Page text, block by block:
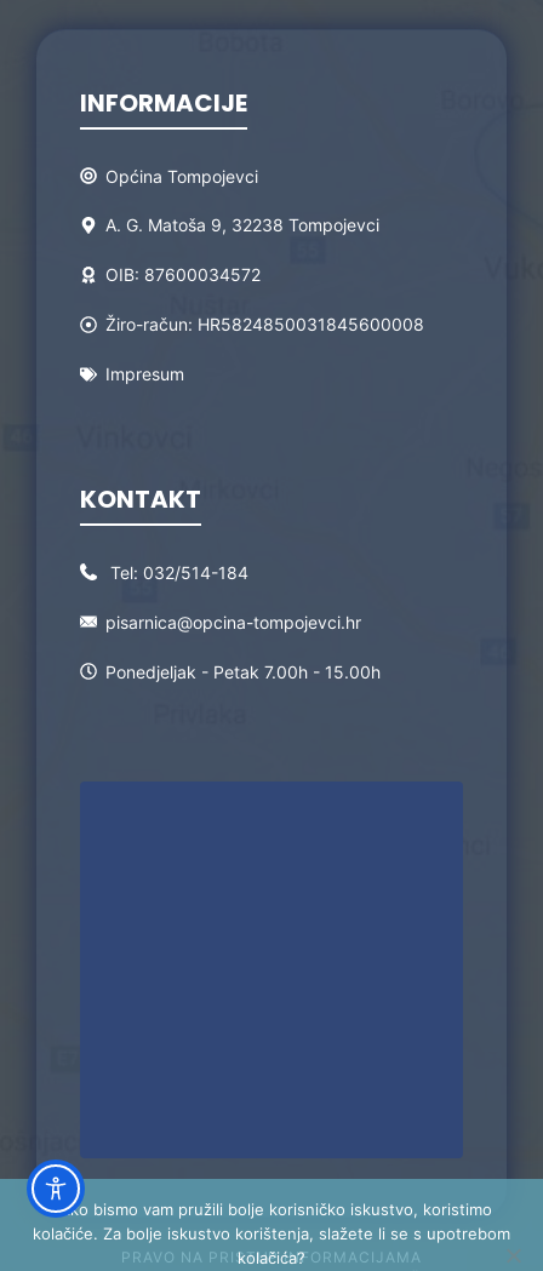
INFORMACIJE
Općina Tompojevci
A. G. Matoša 9, 32238 Tompojevci
OIB: 87600034572
Žiro-račun: HR5824850031845600008
Impresum
KONTAKT
Tel: 032/514-184
pisarnica@opcina-tompojevci.hr
Ponedjeljak - Petak 7.00h - 15.00h
PRAVO NA PRISTUP INFORMACIJAMA
Kako bismo vam pružili bolje korisničko iskustvo, koristimo
kolačiće. Za bolje iskustvo korištenja, slažete li se s upotrebom
kolačića?